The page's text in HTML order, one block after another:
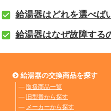
給湯器はどれを選べば
給湯器はなぜ故障する
給湯器の交換商品を探す
― 取扱商品一覧
― 旧型番から探す
― メーカーから探す